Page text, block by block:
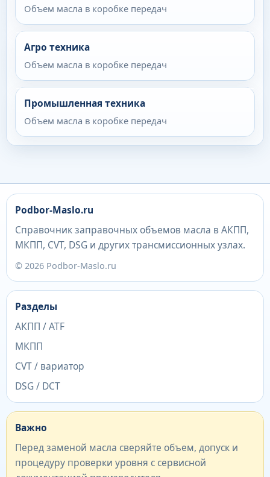
Объем масла в коробке передач
Агро техника
Объем масла в коробке передач
Промышленная техника
Объем масла в коробке передач
Podbor-Maslo.ru
Справочник заправочных объемов масла в АКПП,
МКПП, CVT, DSG и других трансмиссионных узлах.
© 2026 Podbor-Maslo.ru
Разделы
АКПП / ATF
МКПП
CVT / вариатор
DSG / DCT
Важно
Перед заменой масла сверяйте объем, допуск и
процедуру проверки уровня с сервисной